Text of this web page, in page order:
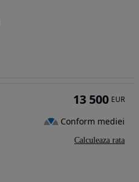
13 500 EUR
Conform mediei
Calculeaza rata